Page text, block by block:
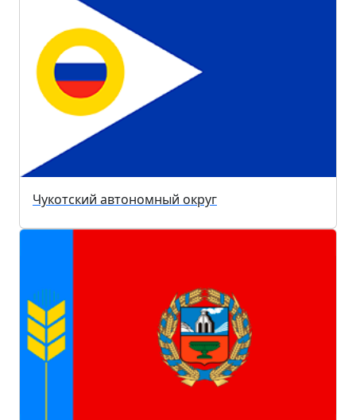
Чукотский автономный округ